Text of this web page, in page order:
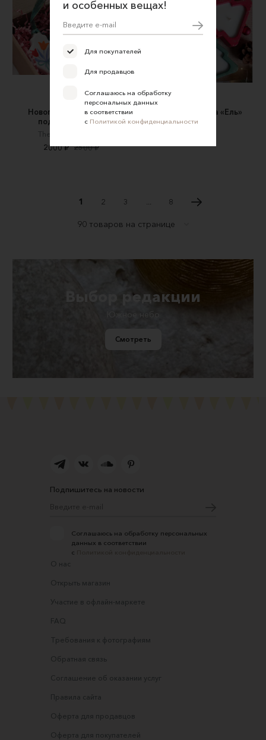
Новогодние игрушки -
подвески на елку
The big little studio
2000 ₽ 2500 ₽
Новогодняя свеча «Ель»
Skrabiki
1 2 3 8
Выбор редакции
Смотреть
Подпишитесь на новости
Соглашаюсь на обработку персональных
данных в соответствии
с
О нас
Открыть магазин
Участие в офлайн-маркете
FAQ
Требования к фотографиям
Обратная связь
Соглашение об оказании услуг
Правила сайта
Оферта для продавцов
Оферта для покупателей
и особенных вещах!
Для покупателей
Для продавцов
Соглашаюсь на обработку
персональных данных
в соответствии
с Политикой конфиденциальности